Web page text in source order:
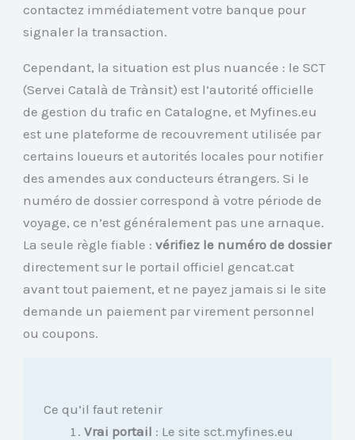
contactez immédiatement votre banque pour
signaler la transaction.
Cependant, la situation est plus nuancée : le SCT
(Servei Català de Trànsit) est l’autorité officielle
de gestion du trafic en Catalogne, et Myfines.eu
est une plateforme de recouvrement utilisée par
certains loueurs et autorités locales pour notifier
des amendes aux conducteurs étrangers. Si le
numéro de dossier correspond à votre période de
voyage, ce n’est généralement pas une arnaque.
La seule règle fiable :vérifiez le numéro de dossier
directement sur le portail officiel gencat.cat
avant tout paiement, et ne payez jamais si le site
demande un paiement par virement personnel
ou coupons.
Ce qu’il faut retenir
Vrai portail : Le site sct.myfines.eu